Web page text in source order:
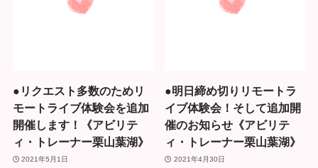
●リクエスト多数のためリ
モートライブ体験会を追加
開催します！《アビリテ
ィ・トレーナー栗山葉湖》
2021年5月1日
●明日締め切りリモートラ
イブ体験会！そして追加開
催のお知らせ《アビリテ
ィ・トレーナー栗山葉湖》
2021年4月30日